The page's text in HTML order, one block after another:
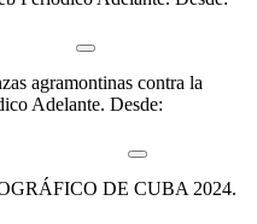
agramontinas contra la
Adelante. Desde:
DE CUBA 2024.